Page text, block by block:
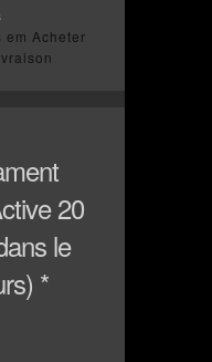
em Acheter
20
le
*